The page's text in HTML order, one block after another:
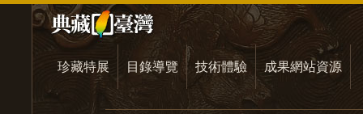
珍藏特展 目錄導覽 技術體驗 成果網站資源